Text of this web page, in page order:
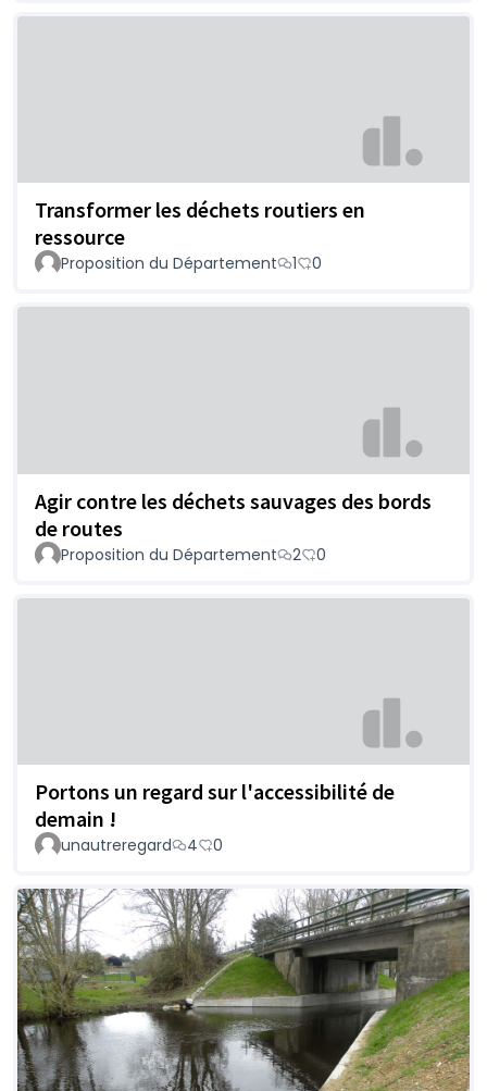
Transformer les déchets routiers en
ressource
Proposition du Département 1 0
Agir contre les déchets sauvages des bords
de routes
Proposition du Département 2 0
Portons un regard sur l'accessibilité de
demain !
unautreregard 4 0